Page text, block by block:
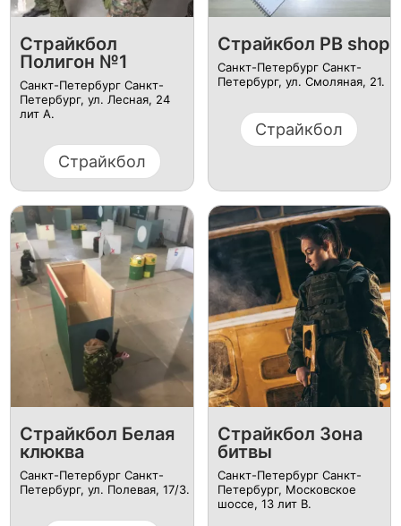
Страйкбол
Полигон №1
Санкт-Петербург Санкт-
Петербург, ул. ​Лесная, 24
лит А.
Страйкбол
Страйкбол PB shop
Санкт-Петербург Санкт-
Петербург, ул. Смоляная, 21.
Страйкбол
Страйкбол Белая
клюква
Санкт-Петербург Санкт-
Петербург, ул. ​Полевая, 17/3.
Страйкбол Зона
битвы
Санкт-Петербург Санкт-
Петербург, ​Московское
шоссе, 13 лит В.